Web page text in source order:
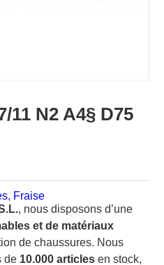
11 N2 A4§ D75
, Fraise
, nous disposons d’une
et de matériaux
de chaussures. Nous
de 10.000 articles en stock,